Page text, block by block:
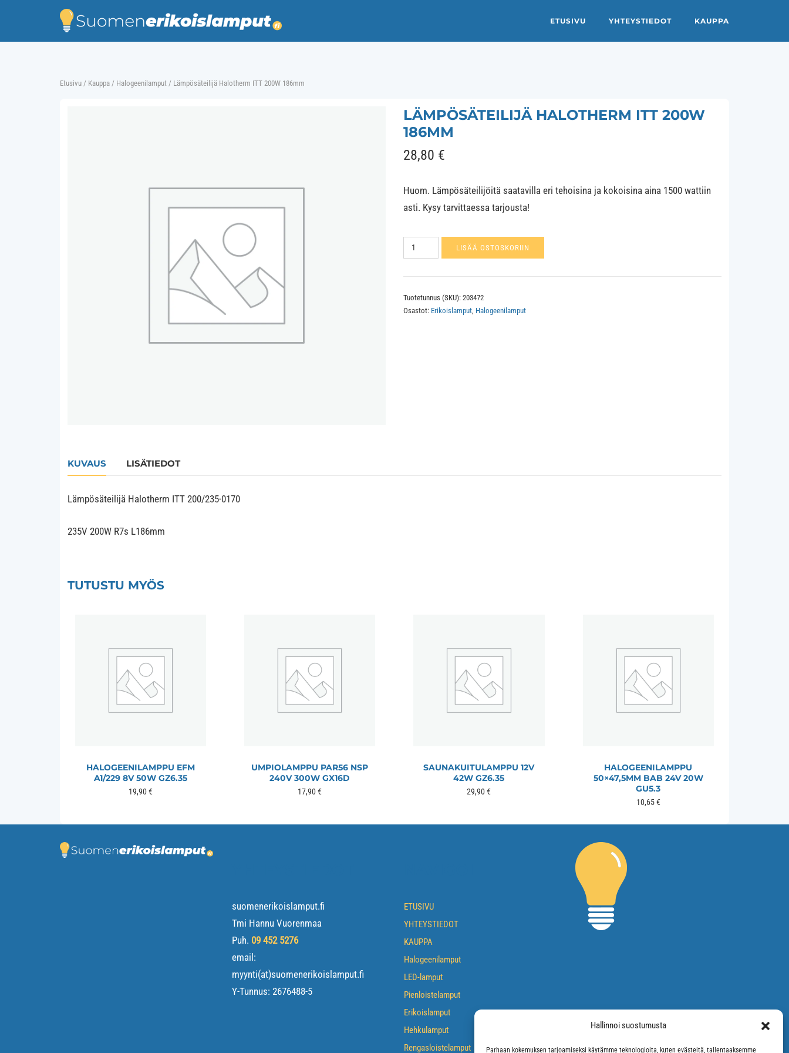
Hallinnoi suostumusta
Parhaan kokemuksen tarjoamiseksi käytämme teknologioita, kuten evästeitä, tallentaaksemme
ETUSIVU YHTEYSTIEDOT KAUPPA
Etusivu / Kauppa / Halogeenilamput / Lämpösäteilijä Halotherm ITT 200W 186mm
LÄMPÖSÄTEILIJÄ HALOTHERM ITT 200W
186MM
28,80 €
Huom. Lämpösäteilijöitä saatavilla eri tehoisina ja kokoisina aina 1500 wattiin
asti. Kysy tarvittaessa tarjousta!
Lämpösäteilijä
Halotherm
186mm
määrä
LISÄÄ OSTOSKORIIN
Tuotetunnus (SKU): 203472
Osastot: Erikoislamput, Halogeenilamput
KUVAUS LISÄTIEDOT
Lämpösäteilijä Halotherm ITT 200/235-0170
235V 200W R7s L186mm
TUTUSTU MYÖS
HALOGEENILAMPPU EFM
A1/229 8V 50W GZ6.35
19,90€
UMPIOLAMPPU PAR56 NSP
240V 300W GX16D
17,90€
SAUNAKUITULAMPPU 12V
42W GZ6.35
29,90€
HALOGEENILAMPPU
50×47,5MM BAB 24V 20W
GU5.3
10,65€
suomenerikoislamput.fi
Tmi Hannu Vuorenmaa
Puh. 09 452 5276
email:
myynti(at)suomenerikoislamput.fi
Y-Tunnus: 2676488-5
ETUSIVU
YHTEYSTIEDOT
KAUPPA
Halogeenilamput
LED-lamput
Pienloistelamput
Erikoislamput
Hehkulamput
Rengasloistelamput